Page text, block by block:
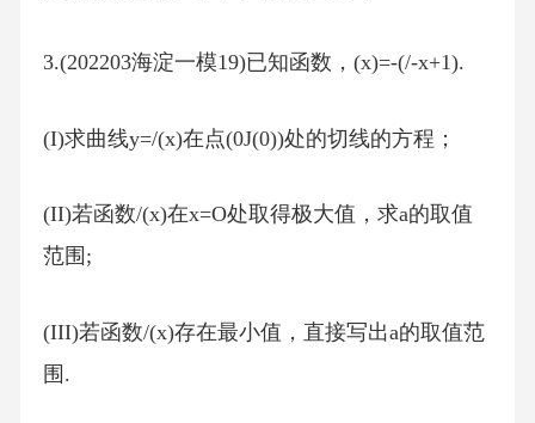
3.(202203海淀一模19)已知函数，(x)=-(/-x+1).
(I)求曲线y=/(x)在点(0J(0))处的切线的方程；
(II)若函数/(x)在x=O处取得极大值，求a的取值
范围;
(III)若函数/(x)存在最小值，直接写出a的取值范
围.